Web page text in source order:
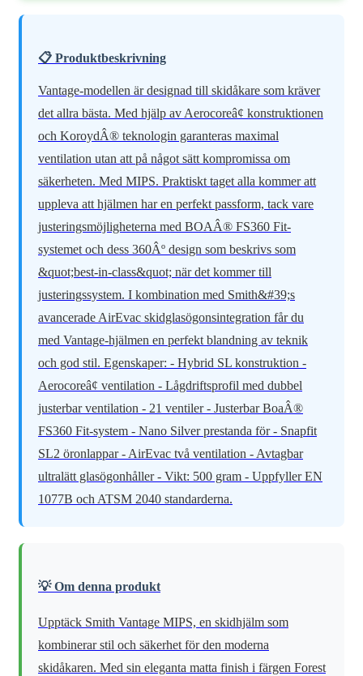
📋 Produktbeskrivning
Vantage-modellen är designad till skidåkare som kräver
det allra bästa. Med hjälp av Aerocoreâ¢ konstruktionen
och KoroydÂ® teknologin garanteras maximal
ventilation utan att på något sätt kompromissa om
säkerheten. Med MIPS. Praktiskt taget alla kommer att
uppleva att hjälmen har en perfekt passform, tack vare
justeringsmöjligheterna med BOAÂ® FS360 Fit-
systemet och dess 360Âº design som beskrivs som
&quot;best-in-class&quot; när det kommer till
justeringssystem. I kombination med Smith&#39;s
avancerade AirEvac skidglasögonsintegration får du
med Vantage-hjälmen en perfekt blandning av teknik
och god stil. Egenskaper: - Hybrid SL konstruktion -
Aerocoreâ¢ ventilation - Lågdriftsprofil med dubbel
justerbar ventilation - 21 ventiler - Justerbar BoaÂ®
FS360 Fit-system - Nano Silver prestanda för - Snapfit
SL2 öronlappar - AirEvac två ventilation - Avtagbar
ultralätt glasögonhåller - Vikt: 500 gram - Uppfyller EN
1077B och ATSM 2040 standarderna.
💡 Om denna produkt
Upptäck Smith Vantage MIPS, en skidhjälm som
kombinerar stil och säkerhet för den moderna
skidåkaren. Med sin eleganta matta finish i färgen Forest